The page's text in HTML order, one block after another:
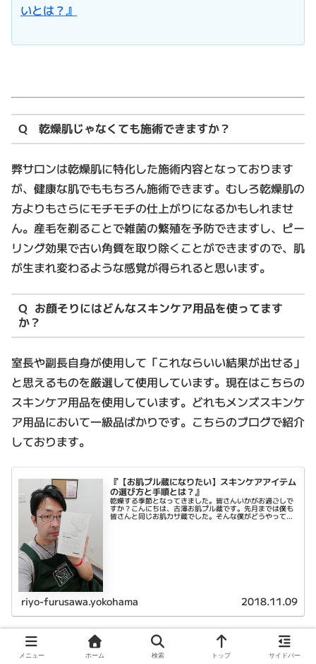
いとは？』
Q 乾燥肌じゃなくても施術できますか？
弊サロンは乾燥肌に特化した施術内容となっております
が、健康な肌でももちろん施術できます。むしろ乾燥肌の
方よりもさらにモチモチの仕上がりになるかもしれませ
ん。産毛を剃ることで雑菌の繁殖を予防できますし、ピー
リング効果で古い角質を取り除くことができますので、肌
が生まれ変わるような感覚が得られると思います。
Q お顔そりにはどんなスキンケア用品を使ってます
か？
室長や副長自身が使用して「これならいい結果が出せる」
と思えるものを厳選して使用しています。現在はこちらの
スキンケア用品を使用しています。どれもメンズスキンケ
ア用品において一級品ばかりです。こちらのブログで紹介
しております。
『【お肌プル蔵になりたい】スキンケアアイテム
の選び方と手順とは？』
乾燥する季節となってきました。皆さんいかがお過ごしで
すか？こんにちは、古澤お肌プル蔵です。先月までは僕も
皆さんと同じお肌カサ蔵でした。そんな僕がどうやってお
riyo-furusawa.yokohama 2018.11.09
Q お顔そりをするメリットとは？
メニュー ホーム 検索 トップ サイドバー